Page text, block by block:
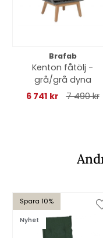
Brafab
Kenton fåtölj -
grå/grå dyna
6 741 kr
7 490 kr
Spara 10%
Nyhet